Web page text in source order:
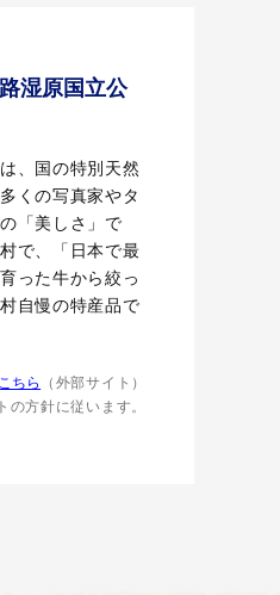
湿原国立公
、国の特別天然
くの写真家やタ
「美しさ」で
で、「日本で最
った牛から絞っ
自慢の特産品で
こちら
（外部サイト）
方針に従います。